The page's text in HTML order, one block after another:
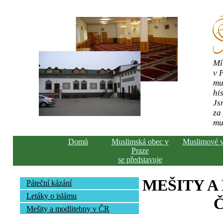
v
Domů
Muslimská obec v
Praze
se představuje
Muslimové
Páteční kázání
Letáky o islámu
Mešity a modlitebny v ČR
MEŠITY